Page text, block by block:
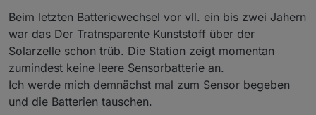
Beim letzten Batteriewechsel vor vll. ein bis zwei Jahern
war das Der Tratnsparente Kunststoff über der
Solarzelle schon trüb. Die Station zeigt momentan
zumindest keine leere Sensorbatterie an.
Ich werde mich demnächst mal zum Sensor begeben
und die Batterien tauschen.